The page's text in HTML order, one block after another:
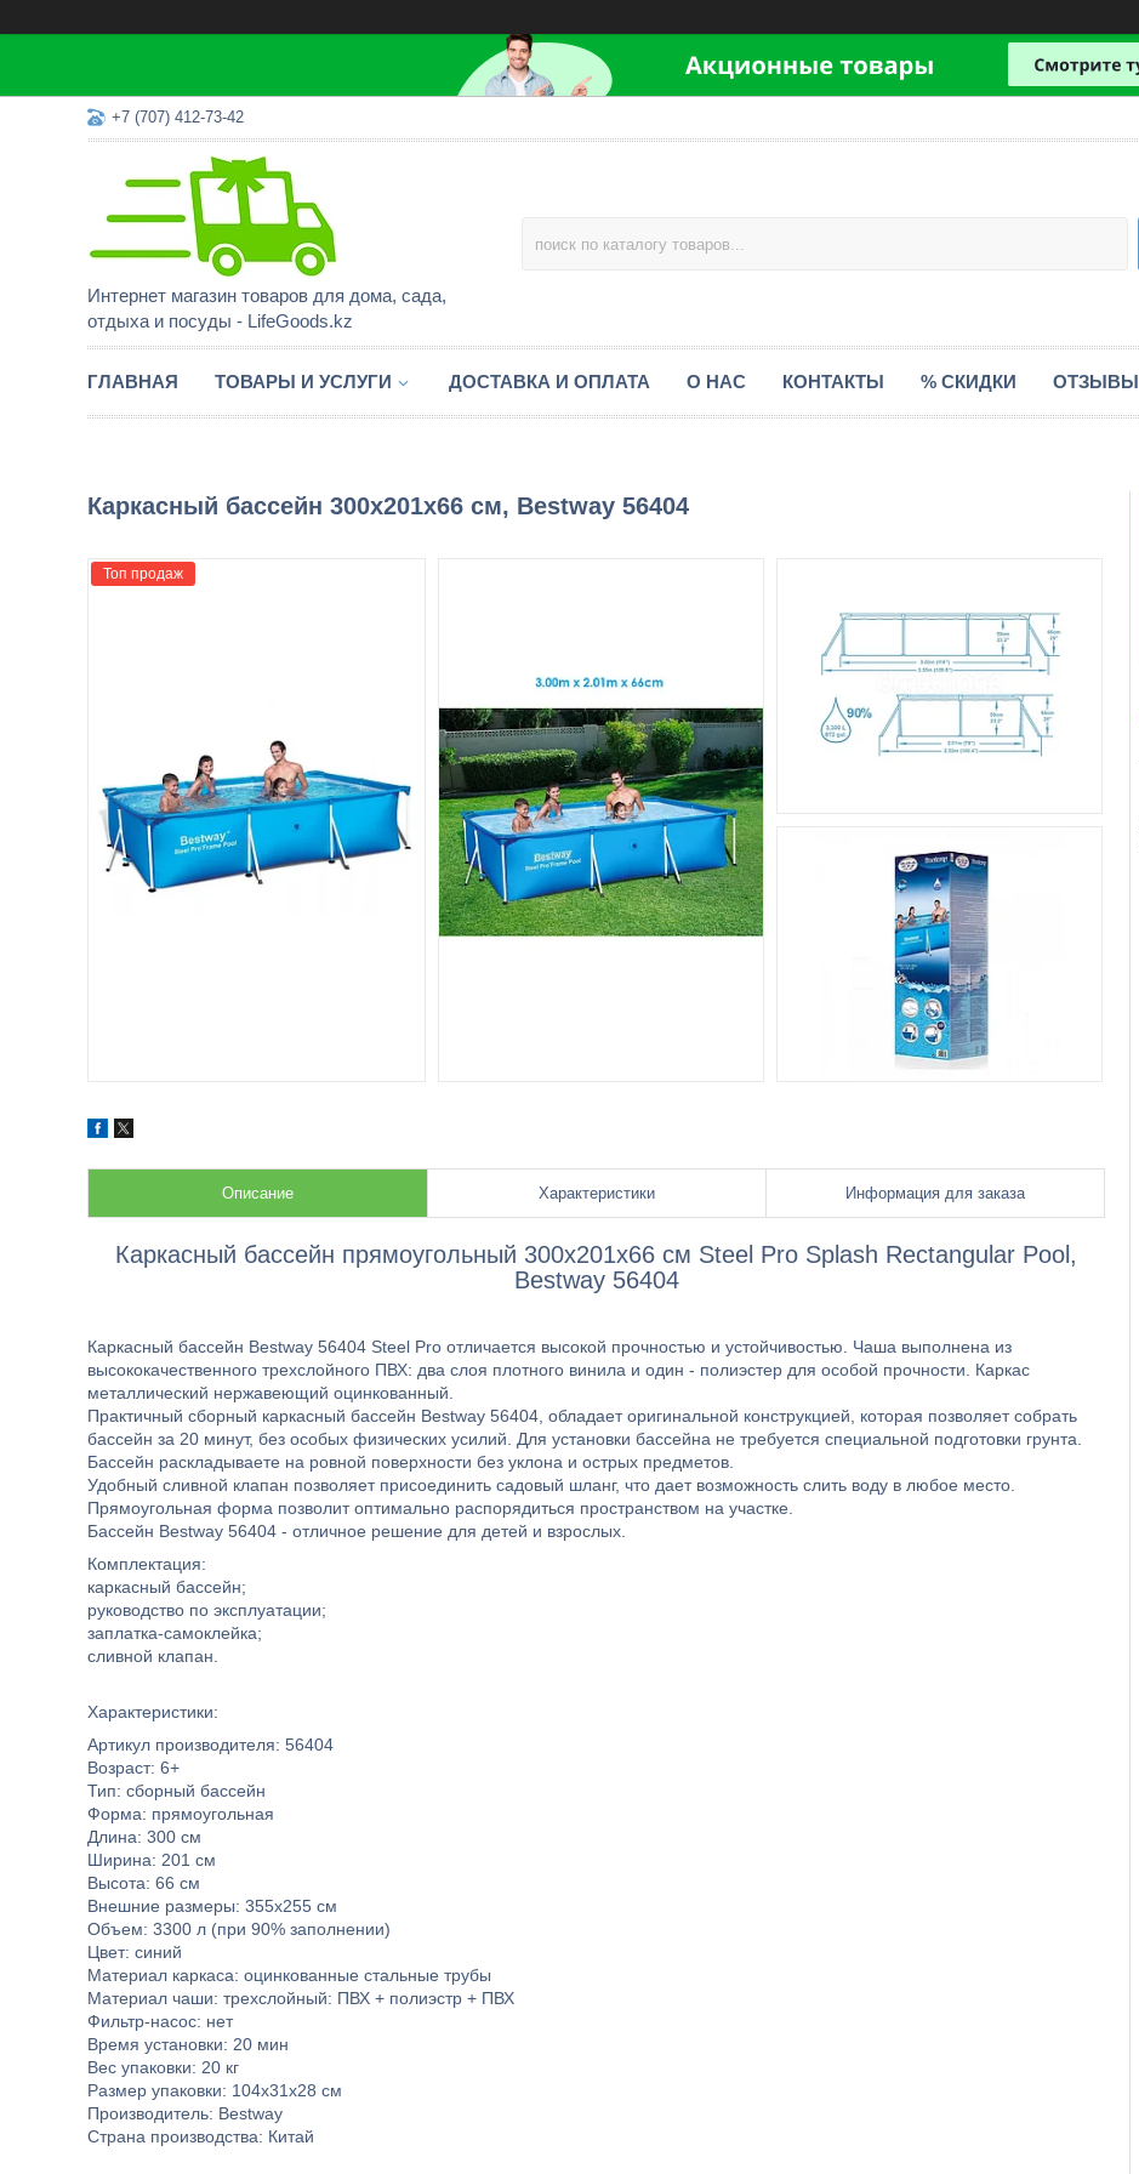
+7 (707) 412-73-42
Интернет магазин товаров для дома, сада,
отдыха и посуды - LifeGoods.kz
ГЛАВНАЯ ТОВАРЫ И УСЛУГИ ДОСТАВКА И ОПЛАТА О НАС КОНТАКТЫ % СКИДКИ ОТЗЫВЫ
Каркасный бассейн 300х201х66 см, Bestway 56404
Топ продаж
Описание Характеристики Информация для заказа
Каркасный бассейн прямоугольный 300х201х66 см Steel Pro Splash Rectangular Pool,
Bestway 56404
Каркасный бассейн Bestway 56404 Steel Pro отличается высокой прочностью и устойчивостью. Чаша выполнена из
высококачественного трехслойного ПВХ: два слоя плотного винила и один - полиэстер для особой прочности. Каркас
металлический нержавеющий оцинкованный.
Практичный сборный каркасный бассейн Bestway 56404, обладает оригинальной конструкцией, которая позволяет собрать
бассейн за 20 минут, без особых физических усилий. Для установки бассейна не требуется специальной подготовки грунта.
Бассейн раскладываете на ровной поверхности без уклона и острых предметов.
Удобный сливной клапан позволяет присоединить садовый шланг, что дает возможность слить воду в любое место.
Прямоугольная форма позволит оптимально распорядиться пространством на участке.
Бассейн Bestway 56404 - отличное решение для детей и взрослых.
Комплектация:
каркасный бассейн;
руководство по эксплуатации;
заплатка-самоклейка;
сливной клапан.
Характеристики:
Артикул производителя: 56404
Возраст: 6+
Тип: сборный бассейн
Форма: прямоугольная
Длина: 300 см
Ширина: 201 см
Высота: 66 см
Внешние размеры: 355x255 см
Объем: 3300 л (при 90% заполнении)
Цвет: синий
Материал каркаса: оцинкованные стальные трубы
Материал чаши: трехслойный: ПВХ + полиэстр + ПВХ
Фильтр-насос: нет
Время установки: 20 мин
Вес упаковки: 20 кг
Размер упаковки: 104х31х28 см
Производитель: Bestway
Страна производства: Китай